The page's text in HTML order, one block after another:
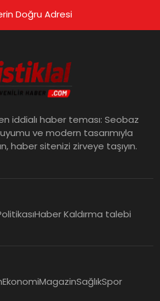
Doğru Adresi
iddialı haber teması: Seobaz
uyumu ve modern tasarımıyla
haber sitenizi zirveye taşıyın.
Haber Kaldırma talebi
EkonomiMagazinSağlıkSpor